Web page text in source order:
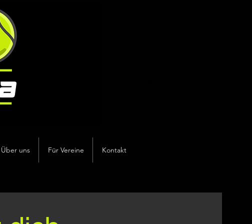
Über uns Für Vereine Kontakt